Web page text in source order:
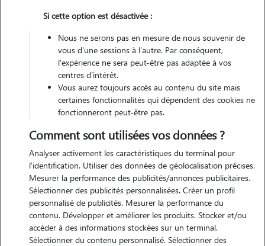
L'envoi d'une demande est sans engagement
Motivation
Si cette option est désactivée :
Nous ne serons pas en mesure de nous souvenir de
vous d'une sessions à l'autre. Par conséquent,
l'expérience ne sera peut-être pas adaptée à vos
centres d'intérêt.
Vous aurez toujours accès au contenu du site mais
certaines fonctionnalités qui dépendent des cookies ne
fonctionneront peut-être pas.
Comment sont utilisées vos données ?
Analyser activement les caractéristiques du terminal pour
l'identification. Utiliser des données de géolocalisation précises.
Mesurer la performance des publicités/annonces publicitaires.
Sélectionner des publicités personnalisées. Créer un profil
personnalisé de publicités. Mesurer la performance du
contenu. Développer et améliorer les produits. Stocker et/ou
accéder à des informations stockées sur un terminal.
Sélectionner du contenu personnalisé. Sélectionner des